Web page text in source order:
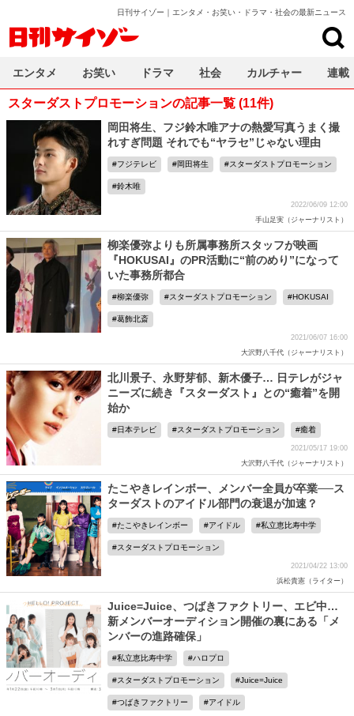
日刊サイゾー｜エンタメ・お笑い・ドラマ・社会の最新ニュース
スターダストプロモーションの記事一覧 (11件)
岡田将生、フジ鈴木唯アナの熱愛写真うまく撮
れすぎ問題 それでも“ヤラセ”じゃない理由
フジテレビ 岡田将生 スターダストプロモーション
鈴木唯
2022/06/09 12:00
手山足実（ジャーナリスト）
柳楽優弥よりも所属事務所スタッフが映画
『HOKUSAI』のPR活動に“前のめり”になって
いた事務所都合
柳楽優弥 スターダストプロモーション HOKUSAI
葛飾北斎
2021/06/07 16:00
大沢野八千代（ジャーナリスト）
北川景子、永野芽郁、新木優子… 日テレがジャ
ニーズに続き『スターダスト』との“癒着”を開
始か
日本テレビ スターダストプロモーション 癒着
2021/05/17 19:00
大沢野八千代（ジャーナリスト）
たこやきレインボー、メンバー全員が卒業──ス
ターダストのアイドル部門の衰退が加速？
たこやきレインボー アイドル 私立恵比寿中学
スターダストプロモーション
2021/04/22 13:00
浜松貴憲（ライター）
Juice=Juice、つばきファクトリー、エビ中…
新メンバーオーディション開催の裏にある「メ
ンバーの進路確保」
私立恵比寿中学 ハロプロ
スターダストプロモーション Juice=Juice
つばきファクトリー アイドル
エンタメ お笑い ドラマ 社会 カルチャー 連載